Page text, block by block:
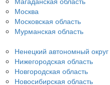
Москва
Московская область
Мурманская область
Ненецкий автономный округ
Нижегородская область
Новгородская область
Новосибирская область